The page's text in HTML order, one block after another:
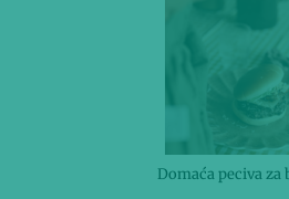
Domaća peciva za